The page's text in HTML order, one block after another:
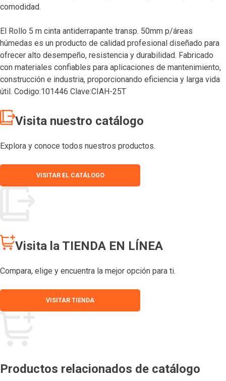
comodidad.
El Rollo 5 m cinta antiderrapante transp. 50mm p/áreas
húmedas es un producto de calidad profesional diseñado para
ofrecer alto desempeño, resistencia y durabilidad. Fabricado
con materiales confiables para aplicaciones de mantenimiento,
construcción e industria, proporcionando eficiencia y larga vida
útil. Codigo:101446 Clave:CIAH-25T
Visita nuestro catálogo
Explora y conoce todos nuestros productos.
VISITAR EL CATÁLOGO
Visita la TIENDA EN LÍNEA
Compara, elige y encuentra la mejor opción para ti.
VISITAR TIENDA
Productos relacionados de catálogo